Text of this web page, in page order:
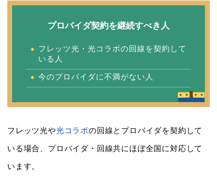
プロバイダ契約を継続すべき人
フレッツ光・光コラボの回線を契約して
いる人
今のプロバイダに不満がない人
フレッツ光や光コラボの回線とプロバイダを契約して
いる場合、プロバイダ・回線共にほぼ全国に対応して
います。